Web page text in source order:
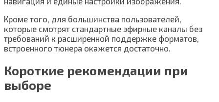
Кроме того, для большинства пользователей,
которые смотрят стандартные эфирные каналы без
требований к расширенной поддержке форматов,
встроенного тюнера окажется достаточно.
Короткие рекомендации при
выборе